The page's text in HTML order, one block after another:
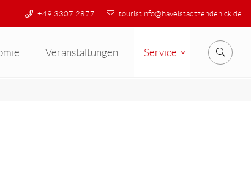
+49 3307 2877 touristinfo@havelstadtzehdenick.de
Veranstaltungen Service Suche